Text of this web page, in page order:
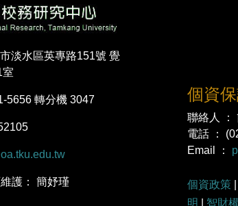
淡水區英專路151號 覺
室
5656 轉分機 3047
維護： 簡妤瑾
個資
聯絡人 ：
電話 ：
Email ：
個資政策
明
智財